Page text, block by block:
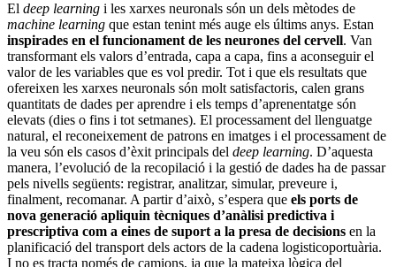
El deep learning i les xarxes neuronals són un dels mètodes de
machine learning que estan tenint més auge els últims anys. Estan
inspirades en el funcionament de les neurones del cervell. Van
transformant els valors d’entrada, capa a capa, fins a aconseguir el
valor de les variables que es vol predir. Tot i que els resultats que
ofereixen les xarxes neuronals són molt satisfactoris, calen grans
quantitats de dades per aprendre i els temps d’aprenentatge són
elevats (dies o fins i tot setmanes). El processament del llenguatge
natural, el reconeixement de patrons en imatges i el processament de
la veu són els casos d’èxit principals del deep learning. D’aquesta
manera, l’evolució de la recopilació i la gestió de dades ha de passar
pels nivells següents: registrar, analitzar, simular, preveure i,
finalment, recomanar. A partir d’això, s’espera que els ports de
nova generació apliquin tècniques d’anàlisi predictiva i
prescriptiva com a eines de suport a la presa de decisions en la
planificació del transport dels actors de la cadena logisticoportuària.
I no es tracta només de camions, ja que la mateixa lògica del